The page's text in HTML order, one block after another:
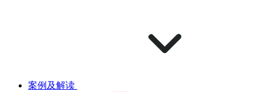
案例及解读